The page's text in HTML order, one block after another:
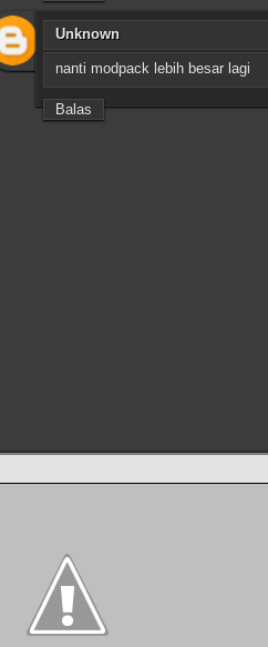
Unknown
nanti modpack lebih besar lagi
Balas